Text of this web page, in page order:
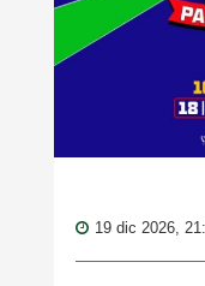
19 dic 2026,